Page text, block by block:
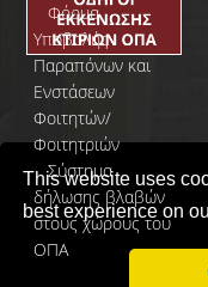
This website uses
best experience on
Φόρμα
Yποβολής
Παραπόνων και
Ενστάσεων
Φοιτητών/
Φοιτητριών
>Σύστημα
δήλωσης βλαβών
στους χώρους του
ΟΠΑ